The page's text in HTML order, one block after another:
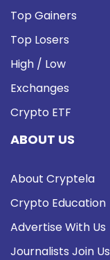
Top Gainers
Top Losers
High / Low
Exchanges
Crypto ETF
ABOUT US
About Cryptela
Crypto Education
Advertise With Us
Journalists Join Us